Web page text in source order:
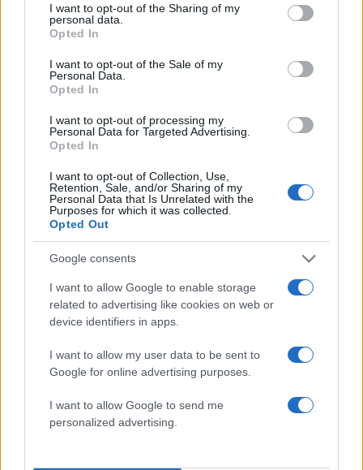
not limited to your visit or usage behaviour. You may click to
grant or deny consent to Google and its third-party tags to
use your data for below specified purposes in below Google
consent section.
I want to opt-out of the Sharing of my
personal data.
Opted In
I want to opt-out of the Sale of my
Personal Data.
Opted In
I want to opt-out of processing my
Personal Data for Targeted Advertising.
Opted In
I want to opt-out of Collection, Use,
Retention, Sale, and/or Sharing of my
Personal Data that Is Unrelated with the
Purposes for which it was collected.
Opted Out
Google consents
I want to allow Google to enable storage
related to advertising like cookies on web or
device identifiers in apps.
I want to allow my user data to be sent to
Google for online advertising purposes.
I want to allow Google to send me
personalized advertising.
Πιο σχολιασμένα
Έφυγαν οι συνεργάτες, μένει η Μαρία
Καρυστιανού - Η επόμενη μέρα για την
«Ελπίδα για τη Δημοκρατία»
Canadair 515: Οι πρώτες εικόνες από την
κατασκευή του αεροσκάφους που θα
επιχειρεί και τη νύχτα στα μέτωπα της
φωτιάς
Μεταφορές χρημάτων: Πότε μπορεί να
θεωρηθούν δωρεές και να επιβληθεί
φόρος – Τι ισχυεί για τις γονικές παροχές
59 Το πολωμένο μελτέμι που τροφοδότησε
τις φωτιές σε Αττική και Βοιωτία: «Από τα
ισχυρότερα επεισόδια των τελευταίων 50
χρόνων»
Απίστευτο κι όμως αληθινό -
Aναστέλλονται τα τακτικά ραντεβού του
Χανίων επειδή κλάπηκε το μηχανάκι του
γιατρού